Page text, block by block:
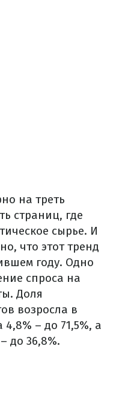
на треть
страниц, где
сырье. И
что этот тренд
году. Одно
спроса на
Доля
возросла в
– до 71,5%, а
до 36,8%.